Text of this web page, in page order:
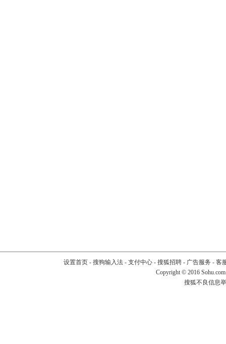
设置首页- 搜狗输入法- 支付中心- 搜狐招聘- 广告服务 - 客
Copyright © 2016
搜狐不良信息